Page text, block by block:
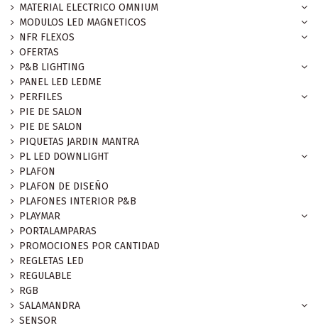
MATERIAL ELECTRICO OMNIUM
MODULOS LED MAGNETICOS
NFR FLEXOS
OFERTAS
P&B LIGHTING
PANEL LED LEDME
PERFILES
PIE DE SALON
PIE DE SALON
PIQUETAS JARDIN MANTRA
PL LED DOWNLIGHT
PLAFON
PLAFON DE DISEÑO
PLAFONES INTERIOR P&B
PLAYMAR
PORTALAMPARAS
PROMOCIONES POR CANTIDAD
REGLETAS LED
REGULABLE
RGB
SALAMANDRA
SENSOR